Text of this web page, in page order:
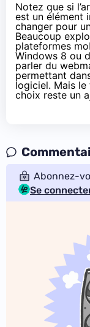
Notez que si
est un élément
changer pour
Beaucoup
plateformes
Windows 8 ou
parler du
permettant
logiciel. Mais
choix reste un
Abonnez-
Se